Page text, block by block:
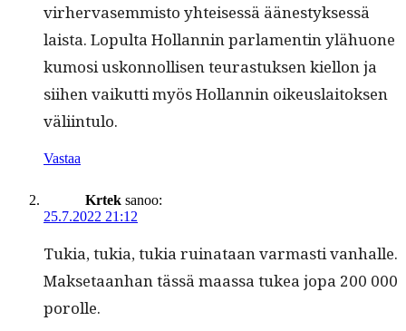
virher­vasem­mis­to yhteisessä äänestyk­sessä
laista. Lop­ul­ta Hol­lan­nin par­la­mentin ylähuone
kumosi uskon­nol­lisen teuras­tuk­sen kiel­lon ja
siihen vaikut­ti myös Hol­lan­nin oikeuslaitok­sen
väliintulo.
Vastaa
Krtek sanoo:
25.7.2022 21:12
Tukia, tukia, tukia ruinataan var­masti van­halle.
Mak­se­taan­han tässä maas­sa tukea jopa 200 000
porolle.